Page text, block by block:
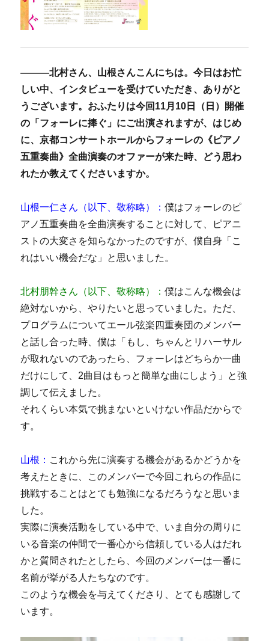
―――北村さん、山根さんこんにちは。今日はお忙
しい中、インタビューを受けていただき、ありがと
うございます。おふたりは今回11月10日（日）開催
の「フォーレに捧ぐ」にご出演されますが、はじめ
に、京都コンサートホールからフォーレの《ピアノ
五重奏曲》全曲演奏のオファーが来た時、どう思わ
れたか教えてくださいますか。
山根一仁さん（以下、敬称略）：僕はフォーレのピ
アノ五重奏曲を全曲演奏することに対して、ピアニ
ストの大変さを知らなかったのですが、僕自身「こ
れはいい機会だな」と思いました。
北村朋幹さん（以下、敬称略）：僕はこんな機会は
絶対ないから、やりたいと思っていました。ただ、
プログラムについてエール弦楽四重奏団のメンバー
と話し合った時、僕は「もし、ちゃんとリハーサル
が取れないのであったら、フォーレはどちらか一曲
だけにして、2曲目はもっと簡単な曲にしよう」と強
調して伝えました。
それくらい本気で挑まないといけない作品だからで
す。
山根： これから先に演奏する機会があるかどうかを
考えたときに、このメンバーで今回これらの作品に
挑戦することはとても勉強になるだろうなと思いま
した。
実際に演奏活動をしている中で、いま自分の周りに
いる音楽の仲間で一番心から信頼している人はだれ
かと質問されたとしたら、今回のメンバーは一番に
名前が挙がる人たちなのです。
このような機会を与えてくださり、とても感謝して
います。